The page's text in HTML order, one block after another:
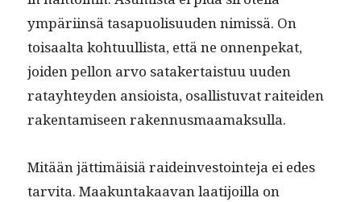
ympäri­in­sä tas­a­puolisu­u­den nimis­sä. On
toisaal­ta kohtu­ullista, että ne onnen­pekat,
joiden pel­lon arvo satak­er­tais­tuu uuden
ratay­htey­den ansioista, osal­lis­tu­vat raitei­den
rak­en­tamiseen rakennusmaamaksulla.
Mitään jät­timäisiä raidein­vestoin­te­ja ei edes
tarvi­ta. Maakun­takaa­van laati­joil­la on